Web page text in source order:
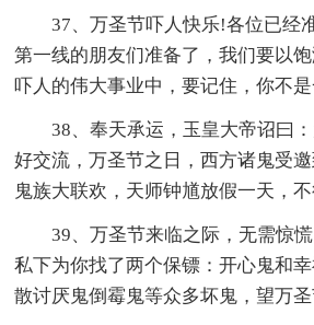
37、万圣节吓人快乐!各位已经
第一线的朋友们准备了，我们要以
吓人的伟大事业中，要记住，你不
38、奉天承运，玉皇大帝诏曰
好交流，万圣节之日，西方诸鬼受
鬼族大联欢，天师钟馗放假一天，
39、万圣节来临之际，无需惊
私下为你找了两个保镖：开心鬼和
散讨厌鬼倒霉鬼等众多坏鬼，望万